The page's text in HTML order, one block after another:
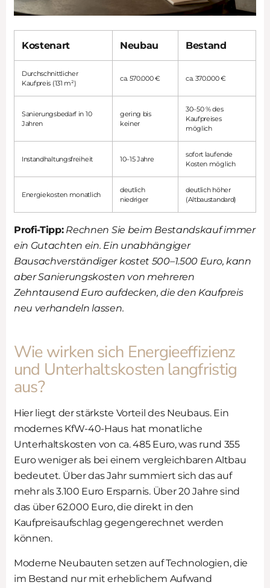
Kostenart Neubau Bestand
Durchschnittlicher
Kaufpreis (131 m²)
ca. 570.000 € ca. 370.000 €
Sanierungsbedarf in 10
Jahren
gering bis
keiner
30–50 % des
Kaufpreises
möglich
Instandhaltungsfreiheit 10–15 Jahre
sofort laufende
Kosten möglich
Energiekosten monatlich
deutlich
niedriger
deutlich höher
(Altbaustandard)
Profi-Tipp: Rechnen Sie beim Bestandskauf immer
ein Gutachten ein. Ein unabhängiger
Bausachverständiger kostet 500–1.500 Euro, kann
aber Sanierungskosten von mehreren
Zehntausend Euro aufdecken, die den Kaufpreis
neu verhandeln lassen.
Wie wirken sich Energieeffizienz
und Unterhaltskosten langfristig
aus?
Hier liegt der stärkste Vorteil des Neubaus. Ein
modernes KfW-40-Haus hat monatliche
Unterhaltskosten von ca. 485 Euro, was rund 355
Euro weniger als bei einem vergleichbaren Altbau
bedeutet. Über das Jahr summiert sich das auf
mehr als 3.100 Euro Ersparnis. Über 20 Jahre sind
das über 62.000 Euro, die direkt in den
Kaufpreisaufschlag gegengerechnet werden
können.
Moderne Neubauten setzen auf Technologien, die
im Bestand nur mit erheblichem Aufwand